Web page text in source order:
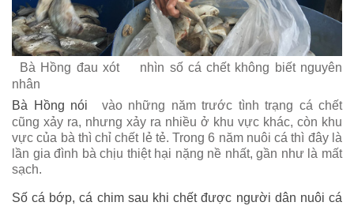
Bà Hồng đau xót
nhìn số cá chết không biết nguyên
nhân
Bà Hồng nói
vào những năm trước tình trạng cá chết
cũng xảy ra, nhưng xảy ra nhiều ở khu vực khác, còn khu
vực của bà thì chỉ chết lẻ tẻ. Trong 6 năm nuôi cá thì đây là
lần gia đình bà chịu thiệt hại nặng nề nhất, gần như là mất
sạch.
Số cá bớp, cá chim sau khi chết được người dân nuôi cá